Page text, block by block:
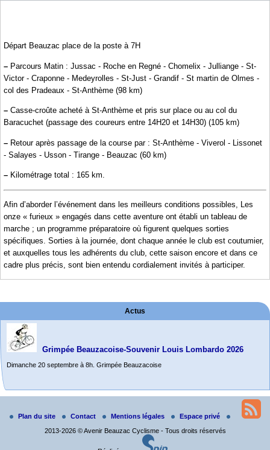
Départ Beauzac place de la poste à 7H
– Parcours Matin : Jussac - Roche en Regné - Chomelix - Julliange - St-
Victor - Craponne - Medeyrolles - St-Just - Grandif - St martin de Olmes -
col des Pradeaux - St-Anthème (98 km)
– Casse-croûte acheté à St-Anthème et pris sur place ou au col du
Baracuchet (passage des coureurs entre 14H20 et 14H30) (105 km)
– Retour après passage de la course par : St-Anthème - Viverol - Lissonet
- Salayes - Usson - Tirange - Beauzac (60 km)
– Kilométrage total : 165 km.
Afin d’aborder l’événement dans les meilleurs conditions possibles, Les
onze « furieux » engagés dans cette aventure ont établi un tableau de
marche ; un programme préparatoire où figurent quelques sorties
spécifiques. Sorties à la journée, dont chaque année le club est coutumier,
et auxquelles tous les adhérents du club, cette saison encore et dans ce
cadre plus précis, sont bien entendu cordialement invités à participer.
Actus
Grimpée Beauzacoise-Souvenir Louis Lombardo 2026
Dimanche 20 septembre à 8h. Grimpée Beauzacoise
Randonnée itinérante dans l’Aveyron.
Du 19 au 21 juin
Plan du site Contact Mentions légales
Espace privé
2013-2026 © Avenir Beauzac Cyclisme - Tous droits réservés